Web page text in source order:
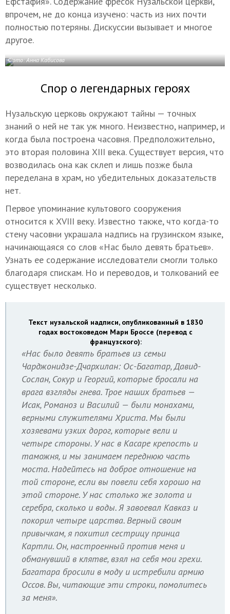
впрочем, не до конца изучено: часть из них почти
полностью потеряны. Дискуссии вызывает и многое
другое.
Фото: Анна Кабисова
Спор о легендарных героях
Нузальскую церковь окружают тайны — точных
знаний о ней не так уж много. Неизвестно, например, и
когда была построена часовня. Предположительно,
это вторая половина XIII века. Существует версия, что
возводилась она как склеп и лишь позже была
переделана в храм, но убедительных доказательств
нет.
Первое упоминание культового сооружения
относится к XVIII веку. Известно также, что когда-то
стену часовни украшала надпись на грузинском языке,
начинающаяся со слов «Нас было девять братьев».
Узнать ее содержание исследователи смогли только
благодаря спискам. Но и переводов, и толкований ее
существует несколько.
Текст нузальской надписи, опубликованный в 1830
годах востоковедом Мари Броссе (перевод с
французского):
«Нас было девять братьев из семьи
Чарджонидзе-Дчархилан: Ос-Багатар, Давид-
Сослан, Сокур и Георгий, которые бросали на
врага взгляды гнева. Трое наших братьев —
Исак, Романоз и Василий — были монахами,
верными служителями Христа. Мы были
хозяевами узких дорог, которые вели и
четыре стороны. У нас в Касаре крепость и
таможня, и мы занимаем переднюю часть
моста. Надейтесь на доброе отношение на
той стороне, если вы повели себя хорошо на
этой стороне. У нас столько же золота и
серебра, сколько и воды. Я завоевал Кавказ и
покорил четыре царства. Верный своим
привычкам, я похитил сестрицу принца
Картли. Он, настроенный против меня и
обманувший в клятве, взял на себя мои грехи.
Багатара бросили в моду и истребили армию
Оссов. Вы, читающие эти строки, помолитесь
за меня».